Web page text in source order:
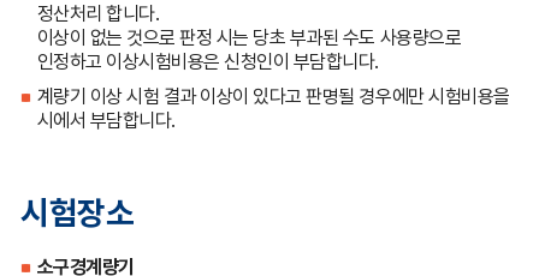
정산처리 합니다.
이상이 없는 것으로 판정 시는 당초 부과된 수도 사용량으로
인정하고 이상시험비용은 신청인이 부담합니다.
계량기 이상 시험 결과 이상이 있다고 판명될 경우에만 시험비용을
시에서 부담합니다.
시험장소
소구경계량기